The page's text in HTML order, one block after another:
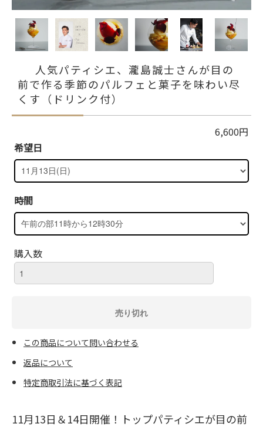
人気パティシエ、瀧島誠士さんが目の
前で作る季節のパルフェと菓子を味わい尽
くす（ドリンク付）
6,600円
希望日
時間
購入数
この商品について問い合わせる
返品について
特定商取引法に基づく表記
11月13日＆14日開催！トップパティシエが目の前